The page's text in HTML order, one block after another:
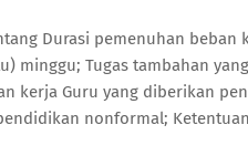
Durasi pemenuhan
minggu; Tugas tambahan
kerja Guru yang diberikan
nonformal;